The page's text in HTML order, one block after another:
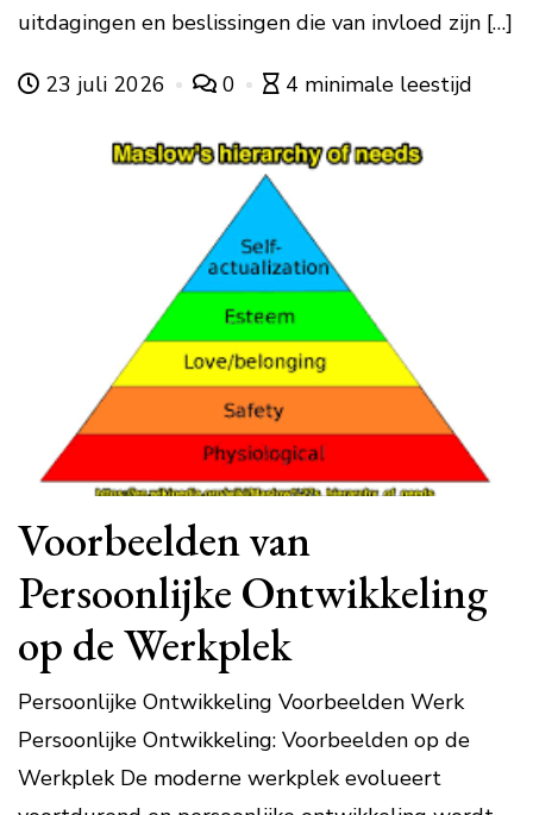
uitdagingen en beslissingen die van invloed zijn […]
23 juli 2026 0 4 minimale leestijd
Voorbeelden van
Persoonlijke Ontwikkeling
op de Werkplek
Persoonlijke Ontwikkeling Voorbeelden Werk
Persoonlijke Ontwikkeling: Voorbeelden op de
Werkplek De moderne werkplek evolueert